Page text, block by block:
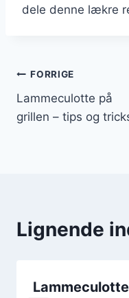
dele denne lækre
FORRIGE
Lammeculotte på
grillen – tips og
Lignende